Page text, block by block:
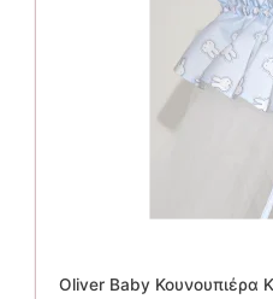
Oliver Baby Κουνουπιέρα